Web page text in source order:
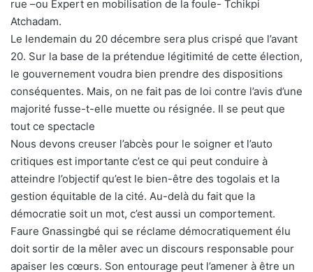
rue –ou Expert en mobilisation de la foule- Tchikpi
Atchadam.
Le lendemain du 20 décembre sera plus crispé que l’avant
20. Sur la base de la prétendue légitimité de cette élection,
le gouvernement voudra bien prendre des dispositions
conséquentes. Mais, on ne fait pas de loi contre l’avis d’une
majorité fusse-t-elle muette ou résignée. Il se peut que
tout ce spectacle
Nous devons creuser l’abcès pour le soigner et l’auto
critiques est importante c’est ce qui peut conduire à
atteindre l’objectif qu’est le bien-être des togolais et la
gestion équitable de la cité. Au-delà du fait que la
démocratie soit un mot, c’est aussi un comportement.
Faure Gnassingbé qui se réclame démocratiquement élu
doit sortir de la mêler avec un discours responsable pour
apaiser les cœurs. Son entourage peut l’amener à être un